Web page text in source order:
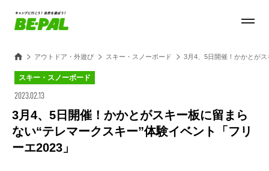
アウトドア・外遊び スキー・スノーボード 3月4、5日開催！かかとが
スキー・スノーボード
2023.02.13
3月4、5日開催！かかとがスキー板に留まら
ない“テレマークスキー”体験イベント「フリ
ーエ2023」